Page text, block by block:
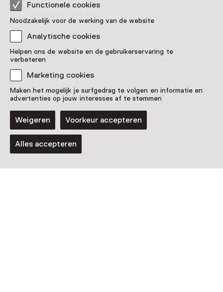
Functionele cookies
Noodzakelijk voor de werking van de website
Analytische cookies
Helpen ons de website en de gebruikerservaring te
verbeteren
Marketing cookies
Maken het mogelijk je surfgedrag te volgen en informatie en
advertenties op jouw interesses af te stemmen
Weigeren Voorkeur accepteren
Alles accepteren
Meer informatie op de museumsite
Nog meer ontdekken